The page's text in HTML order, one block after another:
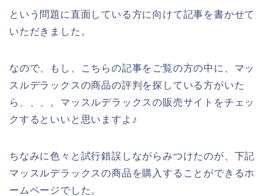
という問題に直面している方に向けて記事を書かせて
いただきました。
なので、もし、こちらの記事をご覧の方の中に、マッ
スルデラックスの商品の評判を探している方がいた
ら、、、。マッスルデラックスの販売サイトをチェッ
クするといいと思いますよ♪
ちなみに色々と試行錯誤しながらみつけたのが、下記
マッスルデラックスの商品を購入することができるホ
ームページでした。